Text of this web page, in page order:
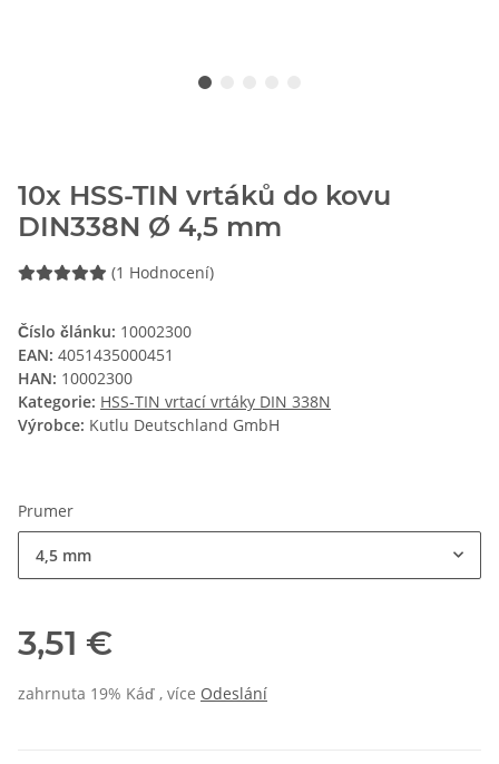
10x HSS-TIN vrtáků do kovu
DIN338N Ø 4,5 mm
(1 Hodnocení)
Číslo článku: 10002300
EAN: 4051435000451
HAN: 10002300
Kategorie: HSS-TIN vrtací vrtáky DIN 338N
Výrobce: Kutlu Deutschland GmbH
Prumer
4,5 mm
3,51 €
zahrnuta 19% Káď , více Odeslání